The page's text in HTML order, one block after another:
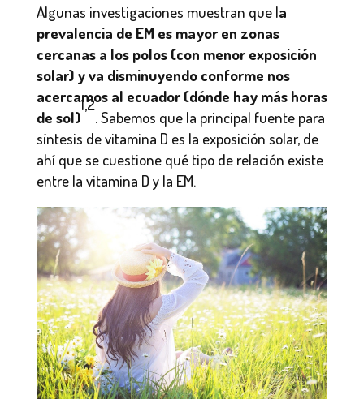
Algunas investigaciones muestran que la
prevalencia de EM es mayor en zonas
cercanas a los polos (con menor exposición
solar) y va disminuyendo conforme nos
acercamos al ecuador (dónde hay más horas
de sol)
1,2
. Sabemos que la principal fuente para
síntesis de vitamina D es la exposición solar, de
ahí que se cuestione qué tipo de relación existe
entre la vitamina D y la EM.